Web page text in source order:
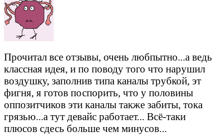
Прочитал все отзывы, очень любпытно...а ведь
классная идея, и по поводу того что нарушил
воздушку, заполнив типа каналы трубкой, эт
фигня, я готов поспорить, что у половины
оппозитчиков эти каналы также забиты, тока
грязью...а тут девайс работает... Всё-таки
плюсов сдесь больше чем минусов...